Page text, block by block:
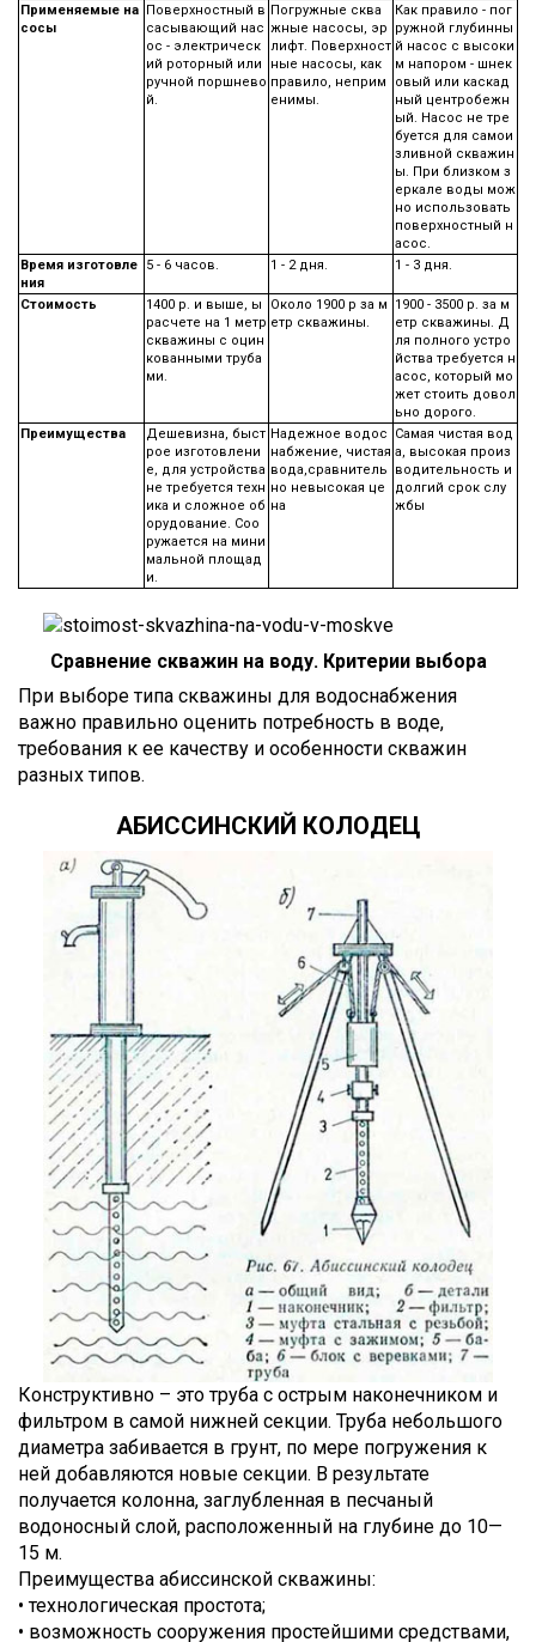
Применяемые на
сосы
Поверхностный в
сасывающий нас
ос - электрическ
ий роторный или
ручной поршнево
й.
Погружные сква
жные насосы, эр
лифт. Поверхност
ные насосы, как
правило, неприм
енимы.
Как правило - пог
ружной глубинны
й насос с высоки
м напором - шнек
овый или каскад
ный центробежн
ый. Насос не тре
буется для самои
зливной скважин
ы. При близком з
еркале воды мож
но использовать
поверхностный н
асос.
Время изготовле
ния
5 - 6 часов. 1 - 2 дня. 1 - 3 дня.
Стоимость
1400 р. и выше, ы
расчете на 1 метр
скважины с оцин
кованными труба
ми.
Около 1900 р за м
етр скважины.
1900 - 3500 р. за м
етр скважины. Д
ля полного устро
йства требуется н
асос, который мо
жет стоить довол
ьно дорого.
Преимущества
Дешевизна, быст
рое изготовлени
е, для устройства
не требуется техн
ика и сложное об
орудование. Соо
ружается на мини
мальной площад
и.
Надежное водос
набжение, чистая
вода,сравнитель
но невысокая це
на
Самая чистая вод
а, высокая произ
водительность и
долгий срок слу
жбы
Сравнение скважин на воду. Критерии выбора
При выборе типа скважины для водоснабжения
важно правильно оценить потребность в воде,
требования к ее качеству и особенности скважин
разных типов.
АБИССИНСКИЙ КОЛОДЕЦ
Конструктивно – это труба с острым наконечником и
фильтром в самой нижней секции. Труба небольшого
диаметра забивается в грунт, по мере погружения к
ней добавляются новые секции. В результате
получается колонна, заглубленная в песчаный
водоносный слой, расположенный на глубине до 10—
15 м.
Преимущества абиссинской скважины:
• технологическая простота;
• возможность сооружения простейшими средствами,